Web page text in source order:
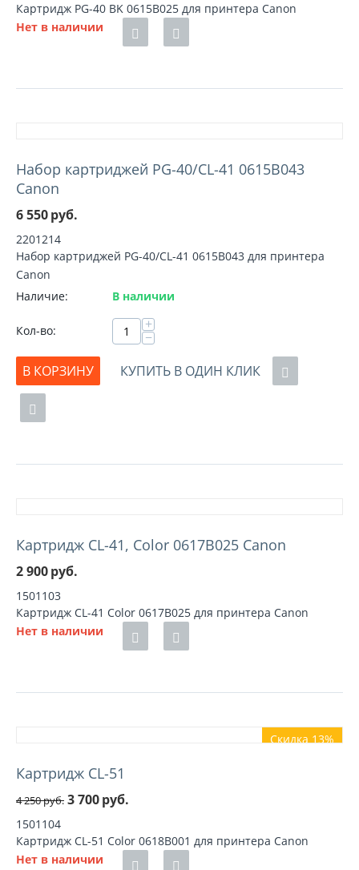
Картридж PG-40 BK 0615B025 для принтера Canon
Нет в наличии
Набор картриджей PG-40/CL-41 0615B043
Canon
6 550руб.
2201214
Набор картриджей PG-40/CL-41 0615B043 для принтера
Canon
Наличие:
В наличии
Кол-во: +
−
В КОРЗИНУ
КУПИТЬ В ОДИН КЛИК
Картридж CL-41, Color 0617B025 Canon
2 900руб.
1501103
Картридж CL-41 Color 0617B025 для принтера Canon
Нет в наличии
Скидка 13%
Картридж CL-51
4 250руб. 3 700руб.
1501104
Картридж CL-51 Color 0618B001 для принтера Canon
Нет в наличии